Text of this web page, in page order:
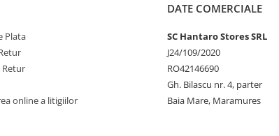
Plata
Retur
online a litigiilor
DATE COMERCIALE
SC Hantaro Stores SRL
J24/109/2020
RO42146690
Gh. Bilascu nr. 4, parter
Baia Mare, Maramures